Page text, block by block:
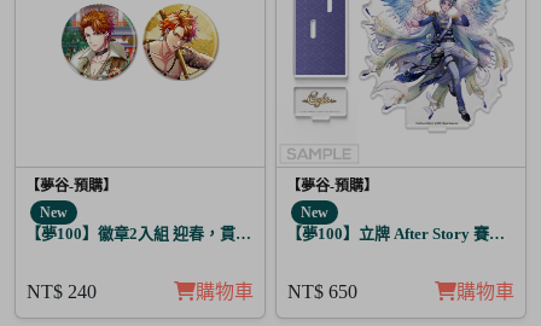
【夢谷-預購】
New
【夢100】徽章2入組 迎春，貫徹仁義的火之誓言 弗亞
NT$ 240 購物車
【夢谷-預購】
New
【夢100】立牌 After Story 賽菲爾
NT$ 650 購物車